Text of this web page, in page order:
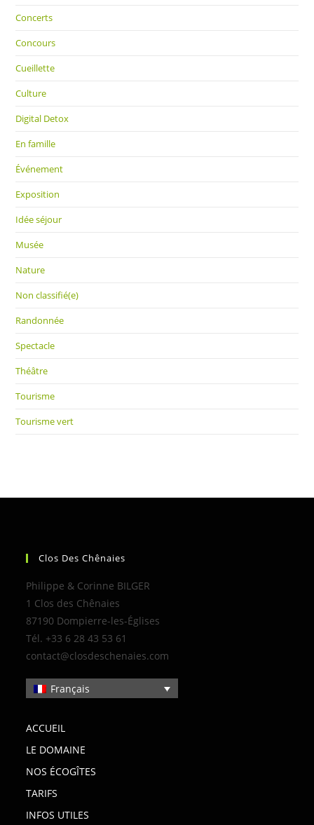
Concerts
Concours
Cueillette
Culture
Digital Detox
En famille
Événement
Exposition
Idée séjour
Musée
Nature
Non classifié(e)
Randonnée
Spectacle
Théâtre
Tourisme
Tourisme vert
Clos Des Chênaies
Philippe & Corinne BILGER
1 Clos des Chênaies
87190 Dompierre-les-Églises
Tél. +33 6 28 43 53 61
contact@closdeschenaies.com
Français
ACCUEIL
LE DOMAINE
NOS ÉCOGÎTES
TARIFS
INFOS UTILES